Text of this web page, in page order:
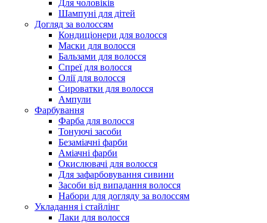
Для чоловіків
Шампуні для дітей
Догляд за волоссям
Кондиціонери для волосся
Маски для волосся
Бальзами для волосся
Спреї для волосся
Олії для волосся
Сироватки для волосся
Ампули
Фарбування
Фарба для волосся
Тонуючі засоби
Безаміачні фарби
Аміачні фарби
Окислювачі для волосся
Для зафарбовування сивини
Засоби від випадання волосся
Набори для догляду за волоссям
Укладання і стайлінг
Лаки для волосся